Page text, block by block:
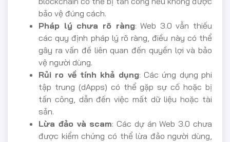
bảo vệ đúng cách.
Pháp lý chưa rõ ràng: Web 3.0 vẫn thiếu
các quy định pháp lý rõ ràng, điều này có thể
gây ra vấn đề liên quan đến quyền lợi và bảo
vệ người dùng.
Rủi ro về tính khả dụng: Các ứng dụng phi
tập trung (dApps) có thể gặp sự cố hoặc bị
tấn công, dẫn đến việc mất dữ liệu hoặc tài
sản.
Lừa đảo và scam: Các dự án Web 3.0 chưa
được kiểm chứng có thể lừa đảo người dùng,